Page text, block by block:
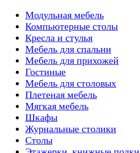
Модульная мебель
Компьютерные столы
Кресла и стулья
Мебель для спальни
Мебель для прихожей
Гостиные
Мебель для столовых
Плетеная мебель
Мягкая мебель
Шкафы
Журнальные столики
Столы